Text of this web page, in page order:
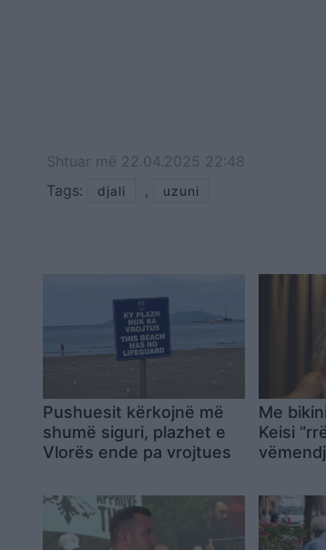
Shtuar më 22.04.2025 22:48
Tags:
djali , uzuni
Pushuesit kërkojnë më
shumë siguri, plazhet e
Vlorës ende pa vrojtues
Me
Keisi